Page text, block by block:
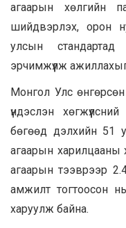
агаарын хөлгийн
шийдвэрлэх, орон
улсын стандартад
эрчимжүүлж
Монгол Улс
үндэслэн
бөгөөд дэлхийн 51
агаарын харилцааны
агаарын тээврээр 2.4
амжилт тогтоосон
харуулж байна.